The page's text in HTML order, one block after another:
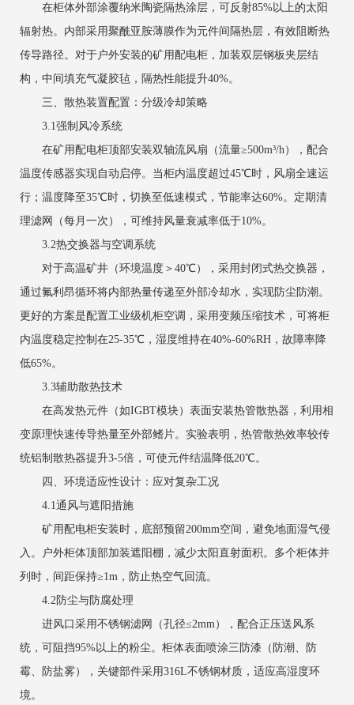
在柜体外部涂覆纳米陶瓷隔热涂层，可反射85%以上的太阳
辐射热。内部采用聚酰亚胺薄膜作为元件间隔热层，有效阻断热
传导路径。对于户外安装的矿用配电柜，加装双层钢板夹层结
构，中间填充气凝胶毡，隔热性能提升40%。
三、散热装置配置：分级冷却策略
3.1强制风冷系统
在矿用配电柜顶部安装双轴流风扇（流量≥500m³/h），配合
温度传感器实现自动启停。当柜内温度超过45℃时，风扇全速运
行；温度降至35℃时，切换至低速模式，节能率达60%。定期清
理滤网（每月一次），可维持风量衰减率低于10%。
3.2热交换器与空调系统
对于高温矿井（环境温度＞40℃），采用封闭式热交换器，
通过氟利昂循环将内部热量传递至外部冷却水，实现防尘防潮。
更好的方案是配置工业级机柜空调，采用变频压缩技术，可将柜
内温度稳定控制在25-35℃，湿度维持在40%-60%RH，故障率降
低65%。
3.3辅助散热技术
在高发热元件（如IGBT模块）表面安装热管散热器，利用相
变原理快速传导热量至外部鳍片。实验表明，热管散热效率较传
统铝制散热器提升3-5倍，可使元件结温降低20℃。
四、环境适应性设计：应对复杂工况
4.1通风与遮阳措施
矿用配电柜安装时，底部预留200mm空间，避免地面湿气侵
入。户外柜体顶部加装遮阳棚，减少太阳直射面积。多个柜体并
列时，间距保持≥1m，防止热空气回流。
4.2防尘与防腐处理
进风口采用不锈钢滤网（孔径≤2mm），配合正压送风系
统，可阻挡95%以上的粉尘。柜体表面喷涂三防漆（防潮、防
霉、防盐雾），关键部件采用316L不锈钢材质，适应高湿度环
境。